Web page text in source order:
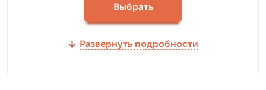
Выбрать
Развернуть подробности